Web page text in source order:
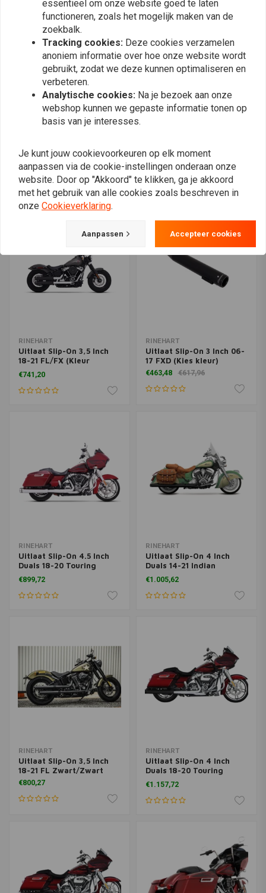
Duals 17-20 Touring (Kies
kleur)
€1.005,62
18-21 FX Zwart/Zwart
€800,27
RINEHART
Uitlaat Slip-On 3,5 Inch
18-21 FL/FX (Kleur
selecteren)
€741,20
RINEHART
Uitlaat Slip-On 3 Inch 06-
17 FXD (Kies kleur)
€463,48 €617,96
RINEHART
Uitlaat Slip-On 4.5 Inch
Duals 18-20 Touring
Chroom
€899,72
RINEHART
Uitlaat Slip-On 4 Inch
Duals 14-21 Indian
Touring
€1.005,62
RINEHART
Uitlaat Slip-On 3,5 Inch
18-21 FL Zwart/Zwart
€800,27
RINEHART
Uitlaat Slip-On 4 Inch
Duals 18-20 Touring
Zwart
€1.157,72
essentieel om onze website goed te laten
functioneren, zoals het mogelijk maken van de
zoekbalk.
Tracking cookies: Deze cookies verzamelen
anoniem informatie over hoe onze website wordt
gebruikt, zodat we deze kunnen optimaliseren en
verbeteren.
Analytische cookies: Na je bezoek aan onze
webshop kunnen we gepaste informatie tonen op
basis van je interesses.
Je kunt jouw cookievoorkeuren op elk moment
aanpassen via de cookie-instellingen onderaan onze
website. Door op "Akkoord" te klikken, ga je akkoord
met het gebruik van alle cookies zoals beschreven in
onze Cookieverklaring.
Aanpassen Accepteer cookies